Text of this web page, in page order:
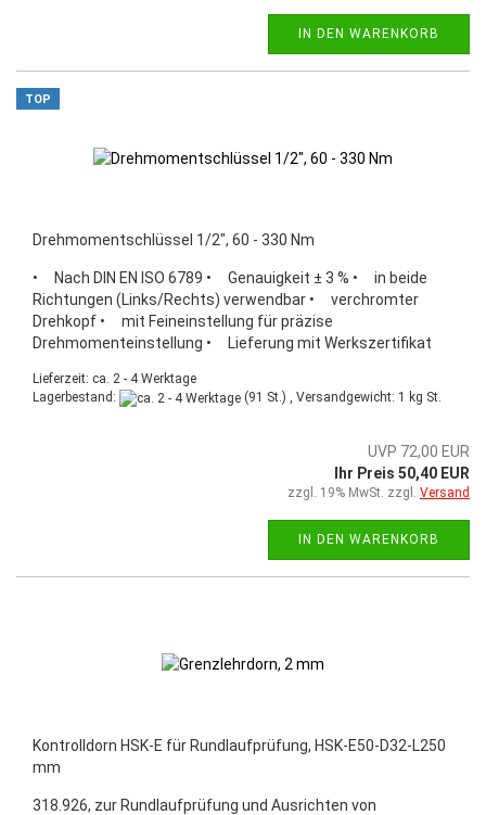
IN DEN WARENKORB
TOP
Drehmomentschlüssel 1/2", 60 - 330 Nm
• Nach DIN EN ISO 6789 • Genauigkeit ± 3 % • in beide
Richtungen (Links/Rechts) verwendbar • verchromter
Drehkopf • mit Feineinstellung für präzise
Drehmomenteinstellung • Lieferung mit Werkszertifikat
Lieferzeit: ca. 2 - 4 Werktage
Lagerbestand:
(91 St.) , Versandgewicht: 1 kg St.
UVP 72,00 EUR
Ihr Preis 50,40 EUR
zzgl. 19% MwSt. zzgl. Versand
IN DEN WARENKORB
Kontrolldorn HSK-E für Rundlaufprüfung, HSK-E50-D32-L250
mm
318.926, zur Rundlaufprüfung und Ausrichten von